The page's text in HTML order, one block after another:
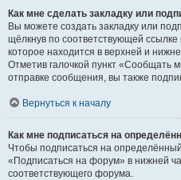
Как мне сделать закладку или
Вы можете создать закладку или
щёлкнув по соответствующей
которое находится в верхней и
Отметив галочкой пункт «Сообщать
отправке сообщения, вы также
Вернуться к началу
Как мне подписаться на
Чтобы подписаться на
«Подписаться на форум» в нижней
соответствующего форума.